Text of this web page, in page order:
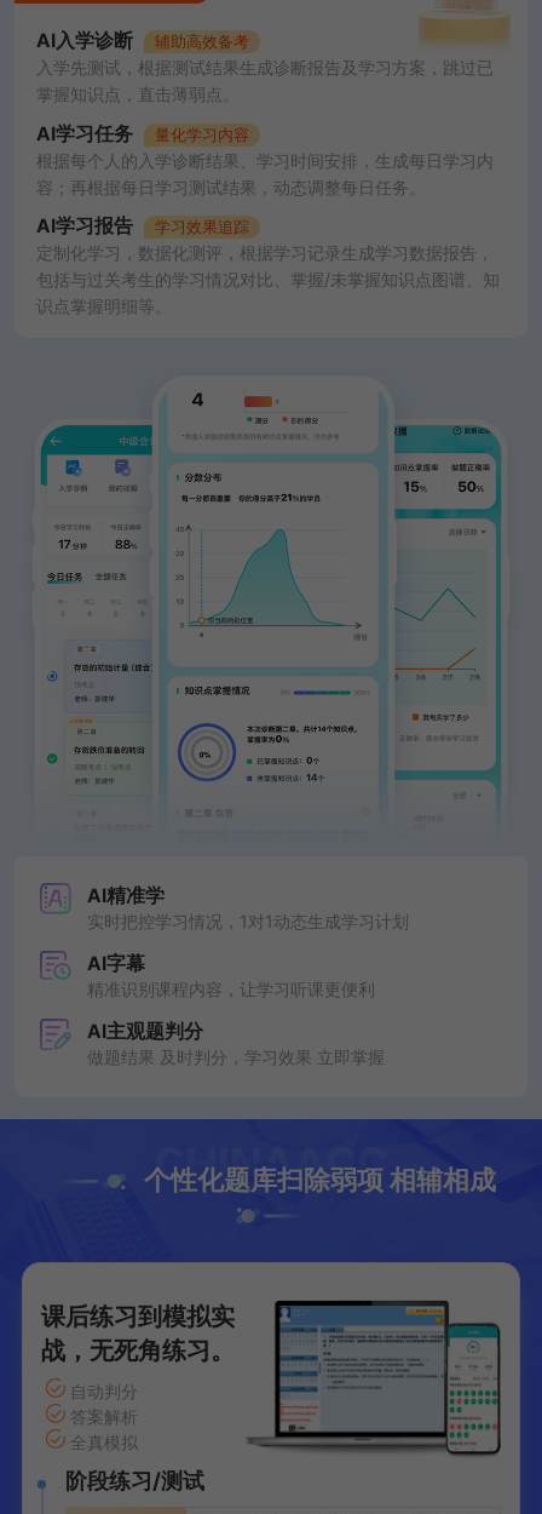
AI入学诊断 辅助高效备考
入学先测试，根据测试结果生成诊断报告及学习方案，跳过已
掌握知识点，直击薄弱点。
AI学习任务 量化学习内容
根据每个人的入学诊断结果、学习时间安排，生成每日学习内
容；再根据每日学习测试结果，动态调整每日任务。
AI学习报告 学习效果追踪
定制化学习，数据化测评，根据学习记录生成学习数据报告，
包括与过关考生的学习情况对比、掌握/未掌握知识点图谱、知
识点掌握明细等。
AI精准学
实时把控学习情况，1对1动态生成学习计划
AI字幕
精准识别课程内容，让学习听课更便利
AI主观题判分
做题结果 及时判分，学习效果 立即掌握
个性化题库扫除弱项 相辅相成
课后练习到模拟实
战，无死角练习。
自动判分
答案解析
全真模拟
阶段练习/测试